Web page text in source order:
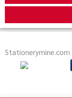
Stationerymine.com